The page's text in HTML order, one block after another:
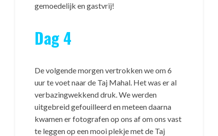
gemoedelijk en gastvrij!
Dag 4
De volgende morgen vertrokken we om 6
uur te voet naar de Taj Mahal. Het was er al
verbazingwekkend druk. We werden
uitgebreid gefouilleerd en meteen daarna
kwamen er fotografen op ons af om ons vast
te leggen op een mooi plekje met de Taj